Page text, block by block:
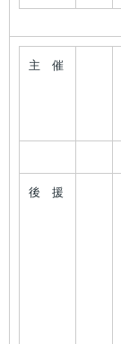
主 催
後 援